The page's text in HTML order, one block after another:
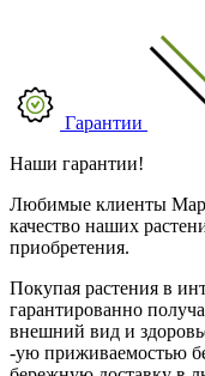
Гарантии
Наши гарантии!
Любимые клиенты
качество наших
приобретения.
Покупая растения в
гарантированно
внешний вид и
-ую приживаемостью